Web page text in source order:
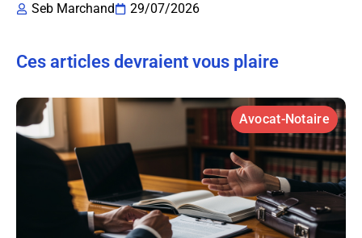
Seb Marchand
29/07/2026
Ces articles devraient vous plaire
Avocat-Notaire